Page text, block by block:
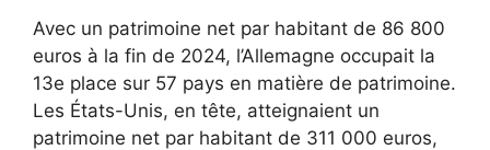
Avec un patrimoine net par habitant de 86 800
euros à la fin de 2024, l’Allemagne occupait la
13e place sur 57 pays en matière de patrimoine.
Les États-Unis, en tête, atteignaient un
patrimoine net par habitant de 311 000 euros,